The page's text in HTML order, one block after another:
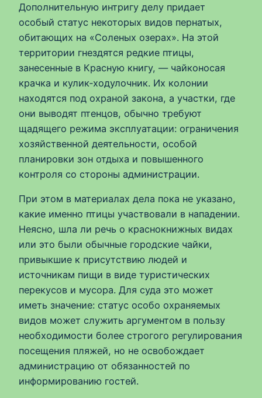
Дополнительную интригу делу придает
особый статус некоторых видов пернатых,
обитающих на «Соленых озерах». На этой
территории гнездятся редкие птицы,
занесенные в Красную книгу, — чайконосая
крачка и кулик‑ходулочник. Их колонии
находятся под охраной закона, а участки, где
они выводят птенцов, обычно требуют
щадящего режима эксплуатации: ограничения
хозяйственной деятельности, особой
планировки зон отдыха и повышенного
контроля со стороны администрации.
При этом в материалах дела пока не указано,
какие именно птицы участвовали в нападении.
Неясно, шла ли речь о краснокнижных видах
или это были обычные городские чайки,
привыкшие к присутствию людей и
источникам пищи в виде туристических
перекусов и мусора. Для суда это может
иметь значение: статус особо охраняемых
видов может служить аргументом в пользу
необходимости более строгого регулирования
посещения пляжей, но не освобождает
администрацию от обязанностей по
информированию гостей.